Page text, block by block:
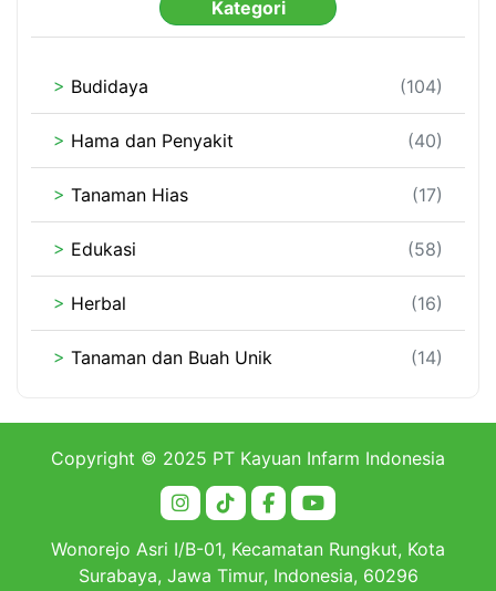
Kategori
> Budidaya (104)
> Hama dan Penyakit (40)
> Tanaman Hias (17)
> Edukasi (58)
> Herbal (16)
> Tanaman dan Buah Unik (14)
Copyright © 2025 PT Kayuan Infarm Indonesia
Wonorejo Asri I/B-01, Kecamatan Rungkut, Kota
Surabaya, Jawa Timur, Indonesia, 60296